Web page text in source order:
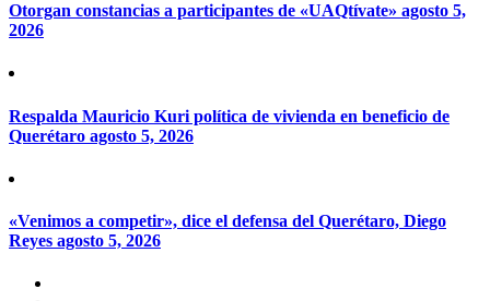
Otorgan constancias a participantes de «UAQtívate» agosto 5,
2026
Respalda Mauricio Kuri política de vivienda en beneficio de
Querétaro agosto 5, 2026
«Venimos a competir», dice el defensa del Querétaro, Diego
Reyes agosto 5, 2026